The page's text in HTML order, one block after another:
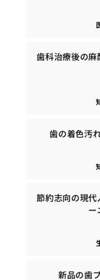
歯科治療後の
歯の着色汚
節約志向の現代
ー
新品の歯